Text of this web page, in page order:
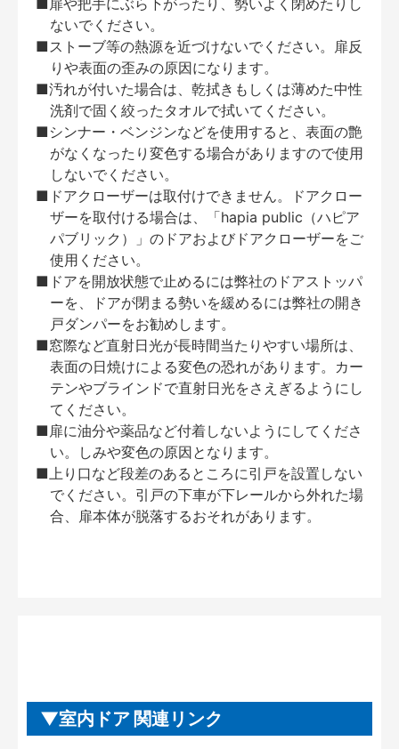
■扉や把手にぶら下がったり、勢いよく閉めたりし
ないでください。
■ストーブ等の熱源を近づけないでください。扉反
りや表面の歪みの原因になります。
■汚れが付いた場合は、乾拭きもしくは薄めた中性
洗剤で固く絞ったタオルで拭いてください。
■シンナー・ベンジンなどを使用すると、表面の艶
がなくなったり変色する場合がありますので使用
しないでください。
■ドアクローザーは取付けできません。ドアクロー
ザーを取付ける場合は、「hapia public（ハピア
パブリック）」のドアおよびドアクローザーをご
使用ください。
■ドアを開放状態で止めるには弊社のドアストッパ
ーを、ドアが閉まる勢いを緩めるには弊社の開き
戸ダンパーをお勧めします。
■窓際など直射日光が長時間当たりやすい場所は、
表面の日焼けによる変色の恐れがあります。カー
テンやブラインドで直射日光をさえぎるようにし
てください。
■扉に油分や薬品など付着しないようにしてくださ
い。しみや変色の原因となります。
■上り口など段差のあるところに引戸を設置しない
でください。引戸の下車が下レールから外れた場
合、扉本体が脱落するおそれがあります。
室内ドア 関連リンク